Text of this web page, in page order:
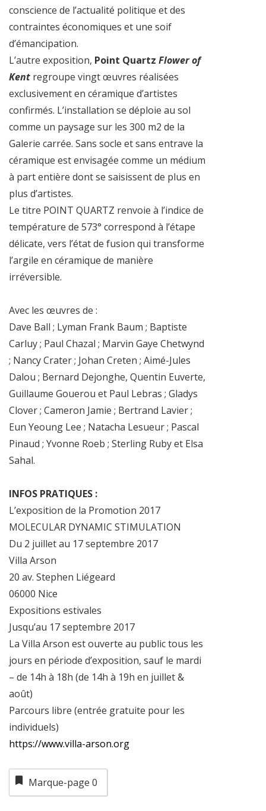
conscience de l’actualité politique et des
contraintes économiques et une soif
d’émancipation.
L’autre exposition, Point Quartz Flower of
Kent regroupe vingt œuvres réalisées
exclusivement en céramique d’artistes
confirmés. L’installation se déploie au sol
comme un paysage sur les 300 m2 de la
Galerie carrée. Sans socle et sans entrave la
céramique est envisagée comme un médium
à part entière dont se saisissent de plus en
plus d’artistes.
Le titre POINT QUARTZ renvoie à l’indice de
température de 573° correspond à l’étape
délicate, vers l’état de fusion qui transforme
l’argile en céramique de manière
irréversible.
Avec les œuvres de :
Dave Ball ; Lyman Frank Baum ; Baptiste
Carluy ; Paul Chazal ; Marvin Gaye Chetwynd
; Nancy Crater ; Johan Creten ; Aimé-Jules
Dalou ; Bernard Dejonghe, Quentin Euverte,
Guillaume Gouerou et Paul Lebras ; Gladys
Clover ; Cameron Jamie ; Bertrand Lavier ;
Eun Yeoung Lee ; Natacha Lesueur ; Pascal
Pinaud ; Yvonne Roeb ; Sterling Ruby et Elsa
Sahal.
INFOS PRATIQUES :
L’exposition de la Promotion 2017
MOLECULAR DYNAMIC STIMULATION
Du 2 juillet au 17 septembre 2017
Villa Arson
20 av. Stephen Liégeard
06000 Nice
Expositions estivales
Jusqu’au 17 septembre 2017
La Villa Arson est ouverte au public tous les
jours en période d’exposition, sauf le mardi
– de 14h à 18h (de 14h à 19h en juillet &
août)
Parcours libre (entrée gratuite pour les
individuels)
https://www.villa-arson.org
Marque-page 0